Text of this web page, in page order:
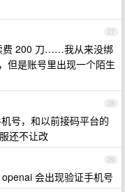
27
费 200 刀……我从来没绑
但是账号里出现一个陌生
28
号，和以前接码平台的
还不让改
29
会出现验证手机号